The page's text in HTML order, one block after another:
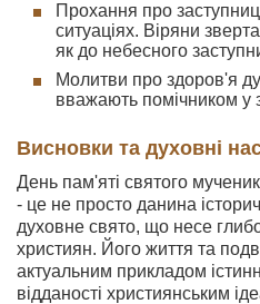
Прохання про
ситуаціях. Віряни
як до небесного
Молитви про здоров'я
вважають помічником у
Висновки та духовні
День пам'яті святого
- це не просто данина
духовне свято, що несе
християн. Його життя та
актуальним прикладом
відданості християнським